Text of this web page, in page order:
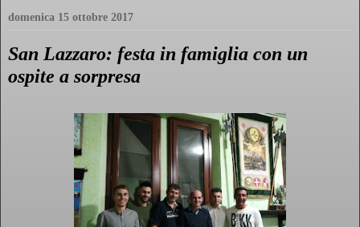
domenica 15 ottobre 2017
San Lazzaro: festa in famiglia con un
ospite a sorpresa